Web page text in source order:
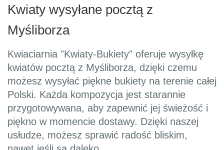
Kwiaty wysyłane pocztą z
Myśliborza
Kwiaciarnia "Kwiaty-Bukiety" oferuje wysyłkę
kwiatów pocztą z Myśliborza, dzięki czemu
możesz wysyłać piękne bukiety na terenie całej
Polski. Każda kompozycja jest starannie
przygotowywana, aby zapewnić jej świeżość i
piękno w momencie dostawy. Dzięki naszej
usłudze, możesz sprawić radość bliskim,